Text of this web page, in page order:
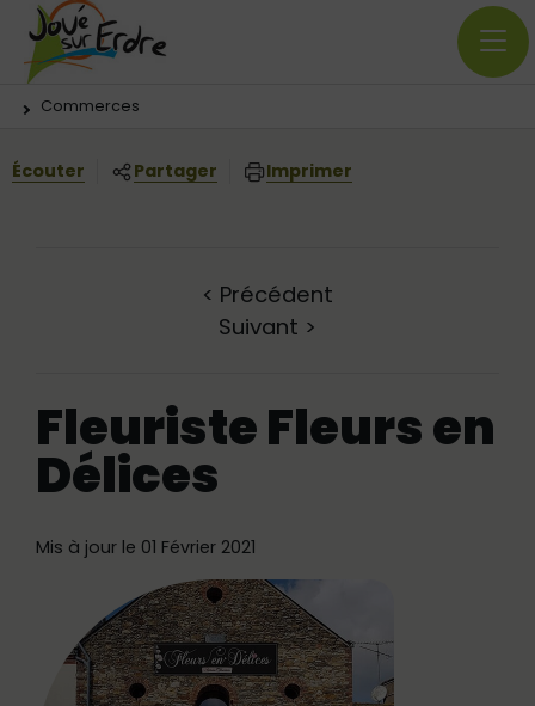
Panneau de gestion des cookies
Menu principal
Contenus
Vous êtes ici:
Commerces
Écouter Partager Imprimer
< Précédent
Suivant >
Fleuriste Fleurs en
Délices
Mis à jour le 01 Février 2021